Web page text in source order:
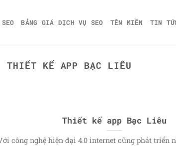
BẢNG GIÁ DỊCH VỤ SEO TÊN MIỀN TIN
THIẾT KẾ APP BẠC LIÊU
Thiết kế app Bạc Liêu
công nghệ hiện đại 4.0 internet cũng phát triển